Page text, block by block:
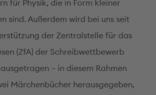
für Physik, die in Form kleiner
sind. Außerdem wird bei uns seit
der Zentralstelle für das
(ZfA) der Schreibwettbewerb
– in diesem Rahmen
Märchenbücher herausgegeben,